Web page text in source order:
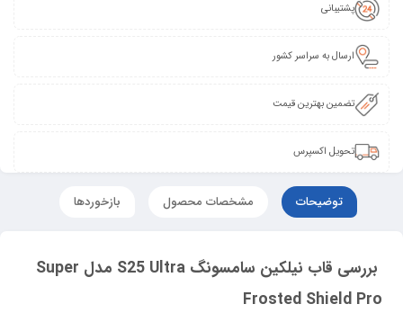
پشتیبانی
ارسال به سراسر کشور
تضمین بهترین قیمت
تحویل اکسپرس
توضیحات مشخصات محصول بازخوردها
بررسی قاب نیلکین سامسونگ S25 Ultra مدل Super
Frosted Shield Pro